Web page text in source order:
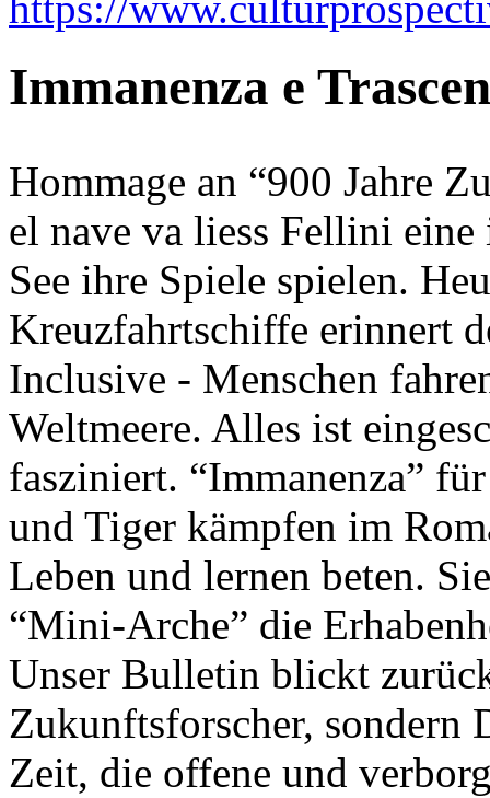
Immanenza e
Hommage an “900 Jahre
el nave va liess Fellini
See ihre Spiele spielen.
Kreuzfahrtschiffe erinnert
Inclusive - Menschen
Weltmeere. Alles ist
fasziniert. “Immanenza”
und Tiger kämpfen im
Leben und lernen beten.
“Mini-Arche” die
Unser Bulletin blickt
Zukunftsforscher, sondern
Zeit, die offene und